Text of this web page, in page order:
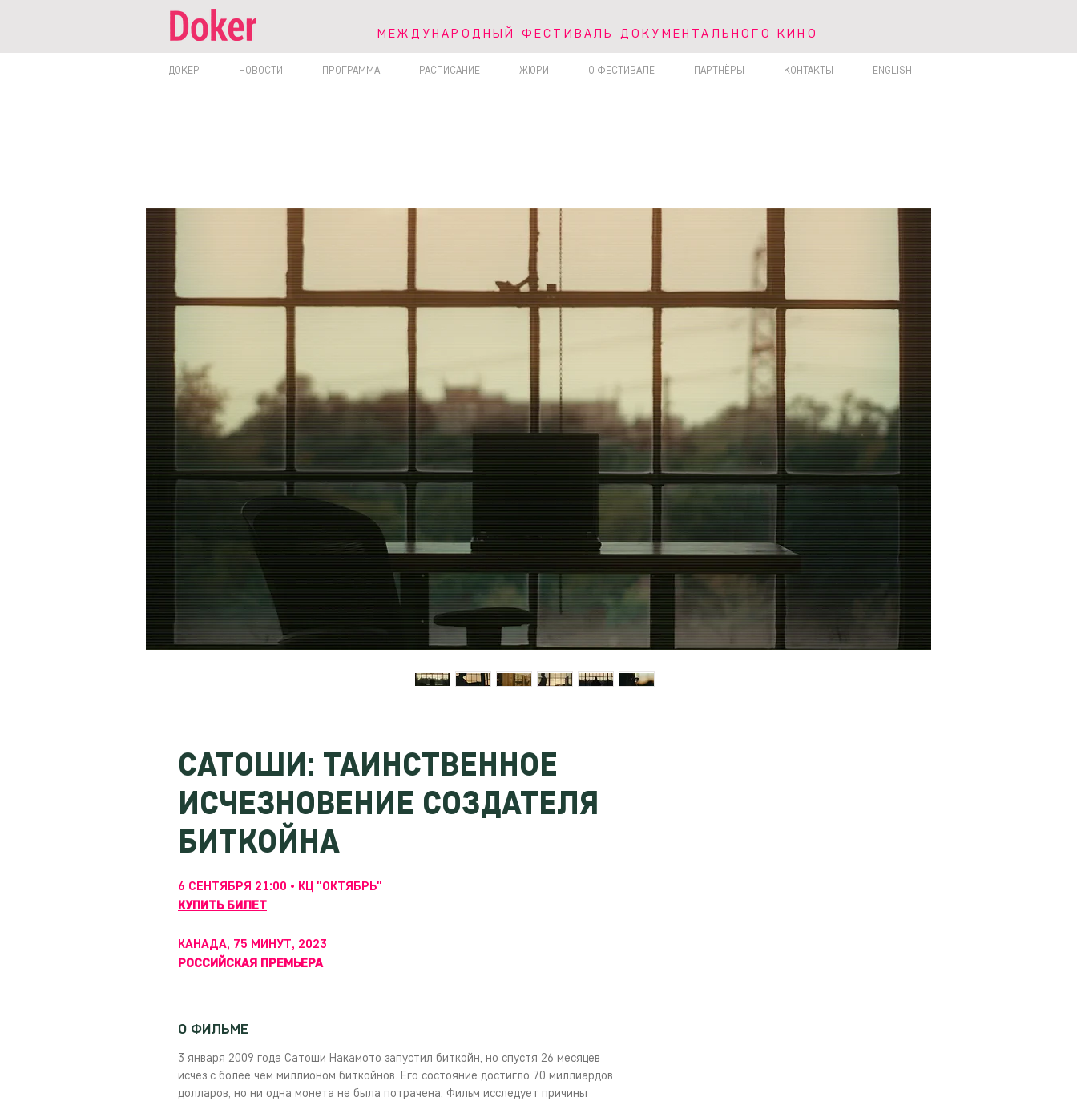
ДОКЕР НОВОСТИ ПРОГРАММА РАСПИСАНИЕ ЖЮРИ О ФЕСТИВАЛЕ ПАРТНЁРЫ КОНТАКТЫ ENGLISH
V МЕЖДУНАРОДНЫЙ ФЕСТИВАЛЬ ДОКУМЕНТАЛЬНОГО КИНО
МЕЖДУНАРОДНЫЙ ФЕСТИВАЛЬ ДОКУМЕНТАЛЬНОГО КИНО
САТОШИ: ТАИНСТВЕННОЕ
ИСЧЕЗНОВЕНИЕ СОЗДАТЕЛЯ
БИТКОЙНА
6 СЕНТЯБРЯ 21:00 • КЦ "ОКТЯБРЬ"
КУПИТЬ БИЛЕТ
КАНАДА, 75 МИНУТ, 2023
РОССИЙСКАЯ ПРЕМЬЕРА
О ФИЛЬМЕ
3 января 2009 года Сатоши Накамото запустил биткойн, но спустя 26 месяцев
исчез с более чем миллионом биткойнов. Его состояние достигло 70 миллиардов
долларов, но ни одна монета не была потрачена. Фильм исследует причины